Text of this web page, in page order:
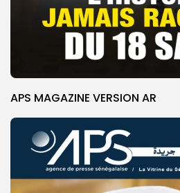
APS MAGAZINE VERSION AR